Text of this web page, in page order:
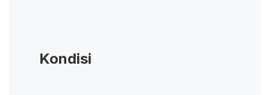
Kondisi